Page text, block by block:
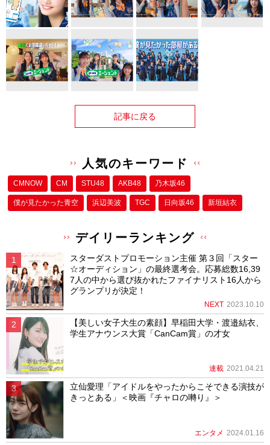
記事に戻る
人気のキーワード
CMNOW CM STU48 AKB48 乃木坂46
僕が⾒たかった⻘空 浜辺美波 TGC 日向坂46 新垣結衣
デイリーランキング
スターダストプロモーション主催 第３回「スター
☆オーディション」の最終選考会。応募総数16,39
7人の中から選び抜かれたファイナリスト16人から
グランプリが決定！
NEXT 2023.10.10
【美しい女子大生の素顔】早稲田大学・渡邉結衣、
学生アナウンス大賞「CanCam賞」の才女
連載 2021.04.21
立仙愛理「アイドルをやったからこそできる演技が
きっとある」＜映画『チャロの囀り』＞
エンタメ 2024.01.16